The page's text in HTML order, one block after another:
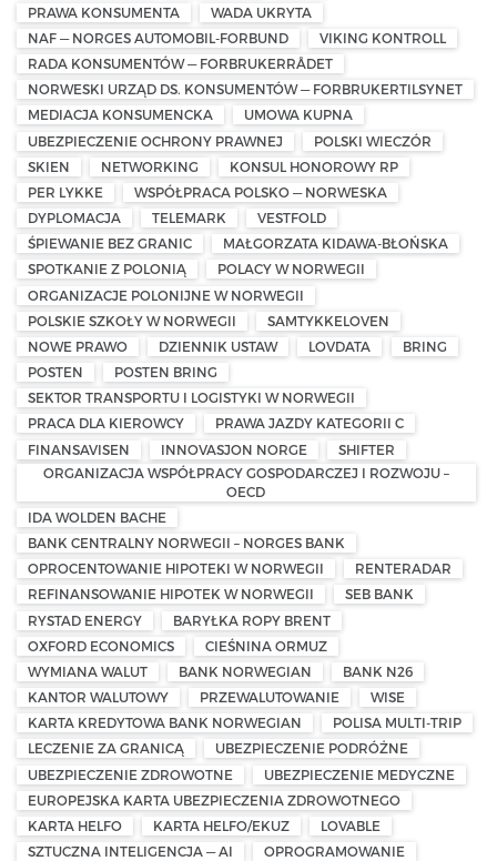
PRAWA KONSUMENTA
WADA UKRYTA
NAF — NORGES AUTOMOBIL-FORBUND
VIKING KONTROLL
RADA KONSUMENTÓW — FORBRUKERRÅDET
NORWESKI URZĄD DS. KONSUMENTÓW — FORBRUKERTILSYNET
MEDIACJA KONSUMENCKA
UMOWA KUPNA
UBEZPIECZENIE OCHRONY PRAWNEJ
POLSKI WIECZÓR
SKIEN
NETWORKING
KONSUL HONOROWY RP
PER LYKKE
WSPÓŁPRACA POLSKO — NORWESKA
DYPLOMACJA
TELEMARK
VESTFOLD
ŚPIEWANIE BEZ GRANIC
MAŁGORZATA KIDAWA-BŁOŃSKA
SPOTKANIE Z POLONIĄ
POLACY W NORWEGII
ORGANIZACJE POLONIJNE W NORWEGII
POLSKIE SZKOŁY W NORWEGII
SAMTYKKELOVEN
NOWE PRAWO
DZIENNIK USTAW LOVDATA
BRING
POSTEN
POSTEN BRING
SEKTOR TRANSPORTU I LOGISTYKI W NORWEGII
PRACA DLA KIEROWCY
PRAWA JAZDY KATEGORII C
FINANSAVISEN
INNOVASJON NORGE
SHIFTER
ORGANIZACJA WSPÓŁPRACY GOSPODARCZEJ I ROZWOJU –
OECD
IDA WOLDEN BACHE
BANK CENTRALNY NORWEGII – NORGES BANK
OPROCENTOWANIE HIPOTEKI W NORWEGII
RENTERADAR
REFINANSOWANIE HIPOTEK W NORWEGII
SEB BANK
RYSTAD ENERGY
BARYŁKA ROPY BRENT
OXFORD ECONOMICS
CIEŚNINA ORMUZ
WYMIANA WALUT
BANK NORWEGIAN
BANK N26
KANTOR WALUTOWY
PRZEWALUTOWANIE
WISE
KARTA KREDYTOWA BANK NORWEGIAN
POLISA MULTI-TRIP
LECZENIE ZA GRANICĄ
UBEZPIECZENIE PODRÓŻNE
UBEZPIECZENIE ZDROWOTNE
UBEZPIECZENIE MEDYCZNE
EUROPEJSKA KARTA UBEZPIECZENIA ZDROWOTNEGO
KARTA HELFO
KARTA HELFO/EKUZ
LOVABLE
SZTUCZNA INTELIGENCJA — AI
OPROGRAMOWANIE